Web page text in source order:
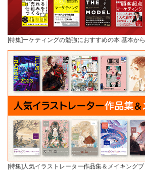
[特集]ーケティングの勉強におすすめの本 基本か
[特集]人気イラストレーター作品集＆メイキングブ